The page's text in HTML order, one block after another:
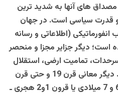
های آنها به شدید ترین
و قدرت سیاسی است. در جهان
(اطلاعاتی و رسانه
است؛ دیگر جزایر مجزا و منحصر
تمامیت ارضی، استقلال
سیاسی و اقتصادی و فرهنگی… دیگر معانی قرن 19 و حتی قرن
20 نیست تا چه رسد به قرون 6 و 7 میلادی یا قرون 1و2 هجری ـ